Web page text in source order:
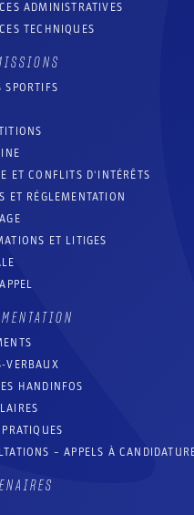
ADMINISTRATIVES
TECHNIQUES
SPORTIFS
ET CONFLITS D'INTÉRÊTS
ET RÉGLEMENTATION
ET LITIGES
VERBAUX
HANDINFOS
– APPELS À